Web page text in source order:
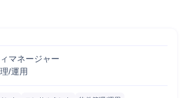
マネージャー
/運用